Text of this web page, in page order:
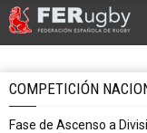
COMPETICIÓN
Fase de Ascenso a